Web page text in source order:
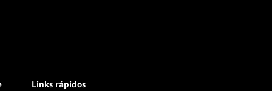
Links rápidos